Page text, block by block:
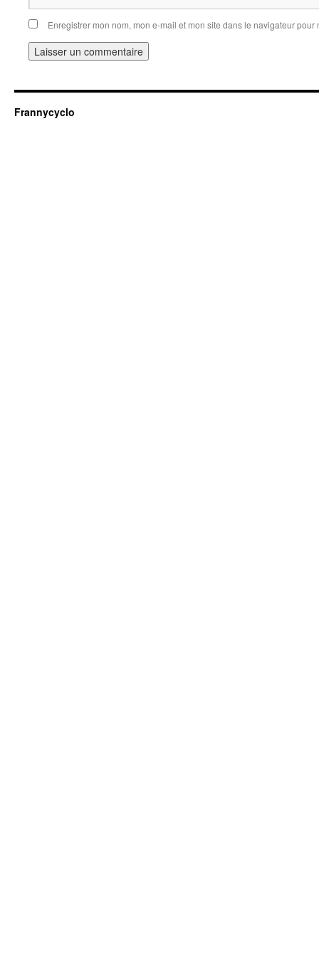
Enregistrer mon nom, mon e-mail et mon site dans le navigateur
Frannycyclo